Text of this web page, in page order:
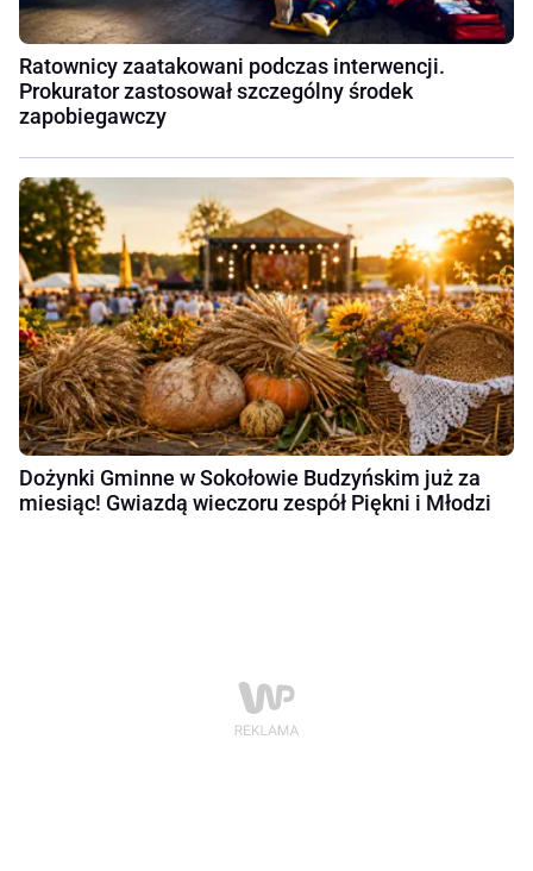
Ratownicy zaatakowani podczas interwencji.
Prokurator zastosował szczególny środek
zapobiegawczy
Dożynki Gminne w Sokołowie Budzyńskim już za
miesiąc! Gwiazdą wieczoru zespół Piękni i Młodzi